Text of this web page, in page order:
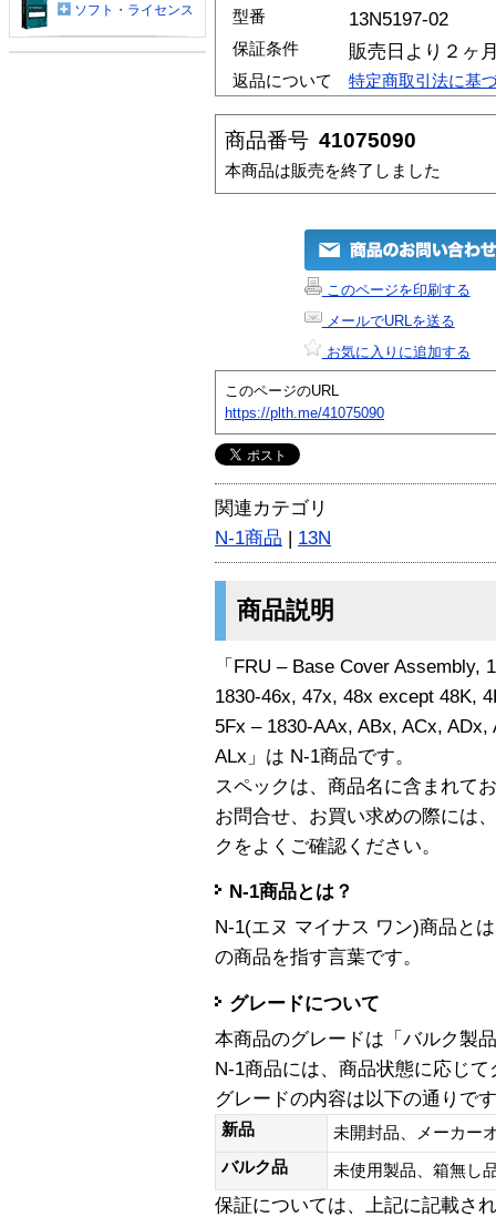
型番 13N5197-02
保証条件 販売日より２ヶ
返品について 特定商取引法に基
商品番号 41075090
本商品は販売を終了しました
このページを印刷する
メールでURLを送る
お気に入りに追加する
このページのURL
https://plth.me/41075090
関連カテゴリ
N-1商品 | 13N
商品説明
「FRU – Base Cover Assembly,
1830-46x, 47x, 48x except 48K,
5Fx – 1830-AAx, ABx, ACx,
ALx」は N-1商品です。
スペックは、商品名に含まれて
お問合せ、お買い求めの際には
クをよくご確認ください。
N-1商品とは？
N-1(エヌ マイナス ワン)商品と
の商品を指す言葉です。
グレードについて
本商品のグレードは「バルク製
N-1商品には、商品状態に応じ
グレードの内容は以下の通りで
新品
未開封品、メーカー
バルク品
未使用製品、箱無
保証については、上記に記載さ
ソフト・ライセンス